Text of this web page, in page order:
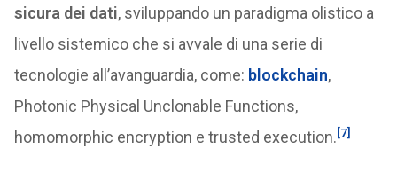
sicura dei dati, sviluppando un paradigma olistico a
livello sistemico che si avvale di una serie di
tecnologie all’avanguardia, come: blockchain,
Photonic Physical Unclonable Functions,
homomorphic encryption e trusted execution.[7]